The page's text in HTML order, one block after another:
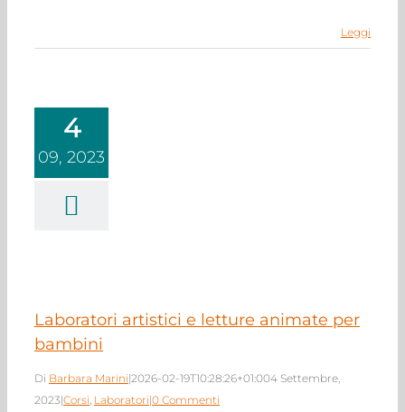
Leggi
4
09, 2023
Laboratori artistici e letture animate per
bambini
Di Barbara Marini|2026-02-19T10:28:26+01:004 Settembre,
2023|Corsi, Laboratori|0 Commenti